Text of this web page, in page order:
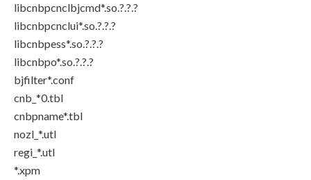
libcnbpcnclbjcmd*.so.?.?.?
libcnbpcnclui*.so.?.?.?
libcnbpess*.so.?.?.?
libcnbpo*.so.?.?.?
bjfilter*.conf
cnb_*0.tbl
cnbpname*.tbl
nozl_*.utl
regi_*.utl
*.xpm